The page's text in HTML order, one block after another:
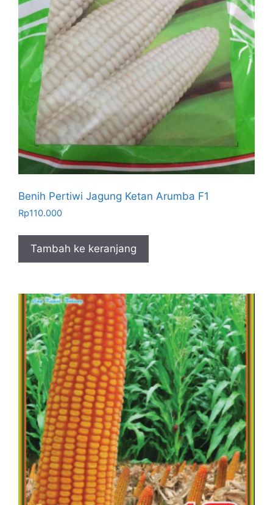
Benih Pertiwi Jagung Ketan Arumba F1
Rp110.000
Tambah ke keranjang